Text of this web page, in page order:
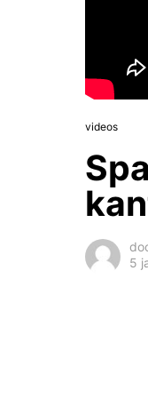
videos
5